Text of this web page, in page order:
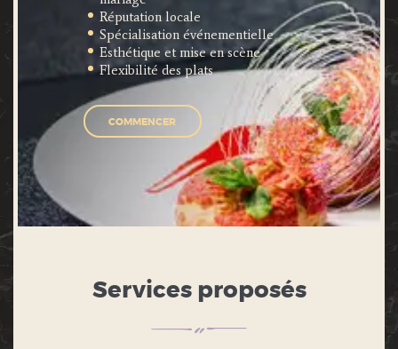
Réputation locale
Spécialisation événementielle
Esthétique et mise en scène
Flexibilité des plats
COMMENCER
Services proposés